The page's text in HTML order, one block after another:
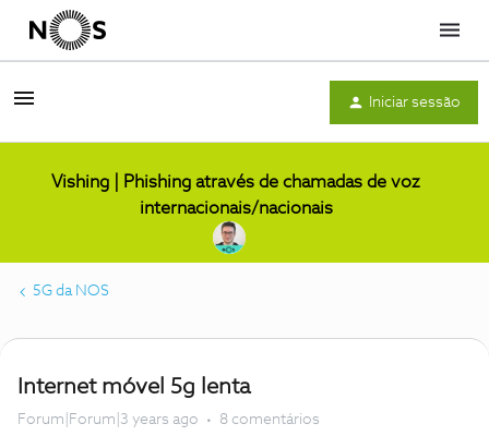
Menu
Iniciar sessão
Vishing | Phishing através de chamadas de voz
internacionais/nacionais
5G da NOS
Internet móvel 5g lenta
Forum|Forum|3 years ago 8 comentários